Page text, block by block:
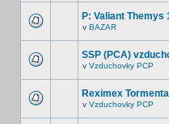
P: Valiant Themys
v BAZAR
SSP (PCA)
v Vzduchovky PCP
Reximex
v Vzduchovky PCP